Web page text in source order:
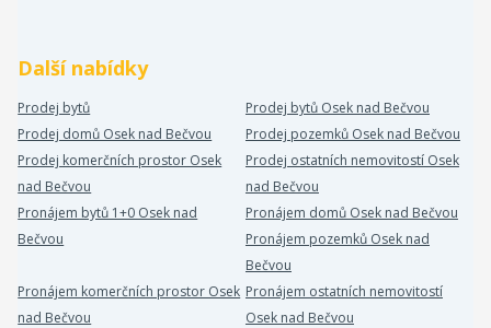
Další nabídky
Prodej bytů
Prodej bytů Osek nad Bečvou
Prodej domů Osek nad Bečvou
Prodej pozemků Osek nad Bečvou
Prodej komerčních prostor Osek
nad Bečvou
Prodej ostatních nemovitostí Osek
nad Bečvou
Pronájem bytů 1+0 Osek nad
Bečvou
Pronájem domů Osek nad Bečvou
Pronájem pozemků Osek nad
Bečvou
Pronájem komerčních prostor Osek
nad Bečvou
Pronájem ostatních nemovitostí
Osek nad Bečvou